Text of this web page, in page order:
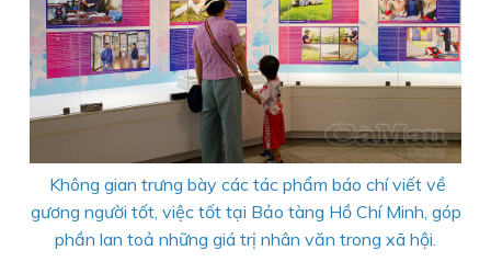
Không gian trưng bày các tác phẩm báo chí viết về
gương người tốt, việc tốt tại Bảo tàng Hồ Chí Minh, góp
phần lan toả những giá trị nhân văn trong xã hội.